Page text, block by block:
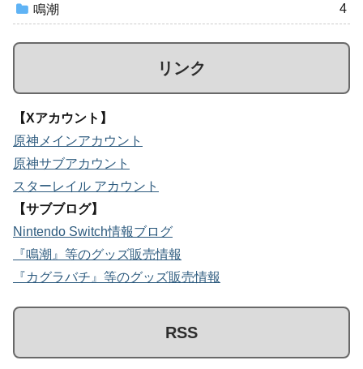
鳴潮 4
リンク
【Xアカウント】
原神メインアカウント
原神サブアカウント
スターレイル アカウント
【サブブログ】
Nintendo Switch情報ブログ
『鳴潮』等のグッズ販売情報
『カグラバチ』等のグッズ販売情報
RSS